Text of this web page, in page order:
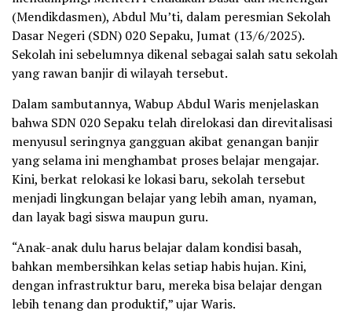
(Mendikdasmen), Abdul Mu’ti, dalam peresmian Sekolah
Dasar Negeri (SDN) 020 Sepaku, Jumat (13/6/2025).
Sekolah ini sebelumnya dikenal sebagai salah satu sekolah
yang rawan banjir di wilayah tersebut.
Dalam sambutannya, Wabup Abdul Waris menjelaskan
bahwa SDN 020 Sepaku telah direlokasi dan direvitalisasi
menyusul seringnya gangguan akibat genangan banjir
yang selama ini menghambat proses belajar mengajar.
Kini, berkat relokasi ke lokasi baru, sekolah tersebut
menjadi lingkungan belajar yang lebih aman, nyaman,
dan layak bagi siswa maupun guru.
“Anak-anak dulu harus belajar dalam kondisi basah,
bahkan membersihkan kelas setiap habis hujan. Kini,
dengan infrastruktur baru, mereka bisa belajar dengan
lebih tenang dan produktif,” ujar Waris.